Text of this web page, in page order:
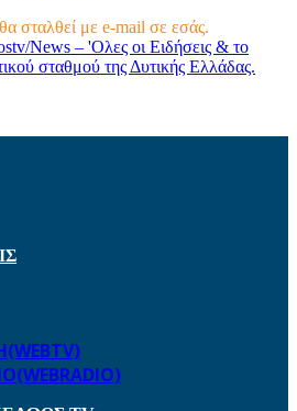
σταλθεί με e-mail σε εσάς.
News – 'Ολες οι Ειδήσεις & το
σταθμού της Δυτικής Ελλάδας.